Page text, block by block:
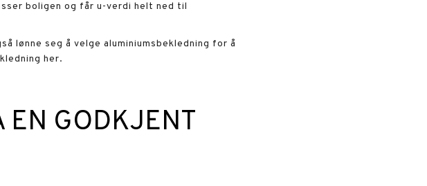
boligen og får u-verdi helt ned til
lønne seg å velge aluminiumsbekledning for å
her.
EN GODKJENT